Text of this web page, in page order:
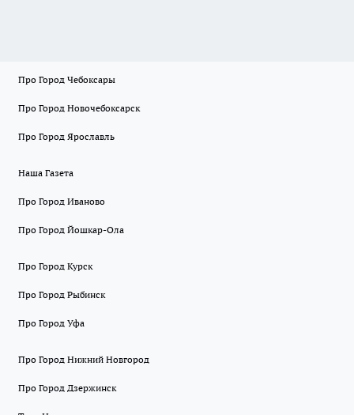
Про Город Чебоксары
Про Город Новочебоксарск
Про Город Ярославль
Наша Газета
Про Город Иваново
Про Город Йошкар-Ола
Про Город Курск
Про Город Рыбинск
Про Город Уфа
Про Город Нижний Новгород
Про Город Дзержинск